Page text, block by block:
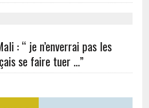
: “ je n’enverrai pas les
se faire tuer …”